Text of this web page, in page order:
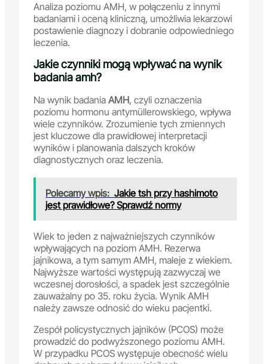
Analiza poziomu AMH, w połączeniu z innymi
badaniami i oceną kliniczną, umożliwia lekarzowi
postawienie diagnozy i dobranie odpowiedniego
leczenia.
Jakie czynniki mogą wpływać na wynik
badania amh?
Na wynik badania AMH, czyli oznaczenia
poziomu hormonu antymüllerowskiego, wpływa
wiele czynników. Zrozumienie tych zmiennych
jest kluczowe dla prawidłowej interpretacji
wyników i planowania dalszych kroków
diagnostycznych oraz leczenia.
Polecamy wpis: Jakie tsh przy hashimoto
jest prawidłowe? Sprawdź normy
Wiek to jeden z najważniejszych czynników
wpływających na poziom AMH. Rezerwa
jajnikowa, a tym samym AMH, maleje z wiekiem.
Najwyższe wartości występują zazwyczaj we
wczesnej dorosłości, a spadek jest szczególnie
zauważalny po 35. roku życia. Wynik AMH
należy zawsze odnosić do wieku pacjentki.
Zespół policystycznych jajników (PCOS) może
prowadzić do podwyższonego poziomu AMH.
W przypadku PCOS występuje obecność wielu